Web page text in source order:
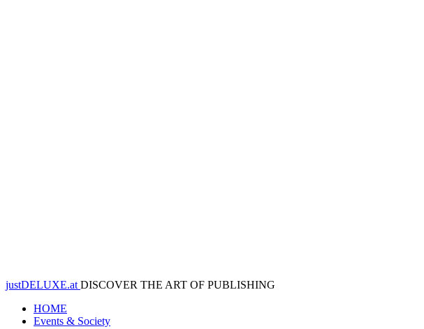
justDELUXE.at DISCOVER THE ART OF PUBLISHING
HOME
Events & Society